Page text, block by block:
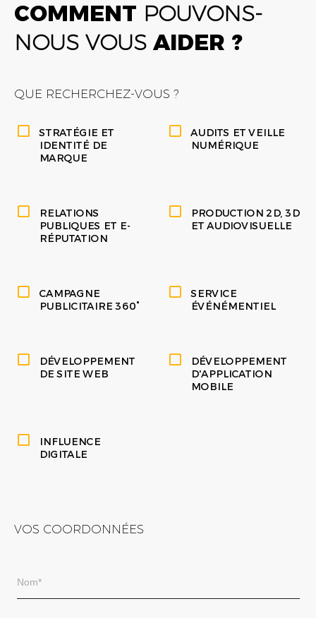
COMMENT POUVONS-
NOUS VOUS AIDER ?
QUE RECHERCHEZ-VOUS ?
STRATÉGIE ET
IDENTITÉ DE
MARQUE
AUDITS ET VEILLE
NUMÉRIQUE
RELATIONS
PUBLIQUES ET E-
RÉPUTATION
PRODUCTION 2D, 3D
ET AUDIOVISUELLE
CAMPAGNE
PUBLICITAIRE 360°
SERVICE
ÉVÉNÉMENTIEL
DÉVELOPPEMENT
DE SITE WEB
DÉVELOPPEMENT
D'APPLICATION
MOBILE
INFLUENCE
DIGITALE
VOS COORDONNÉES